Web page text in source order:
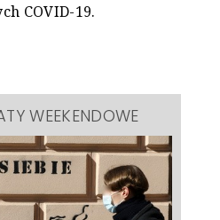
COVID-19.
WEEKENDOWE